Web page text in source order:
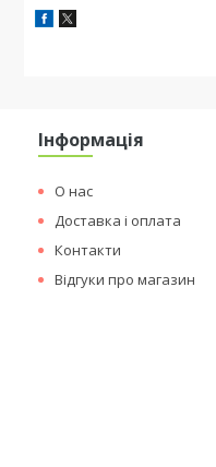
Інформація
О нас
Доставка і оплата
Контакти
Відгуки про магазин